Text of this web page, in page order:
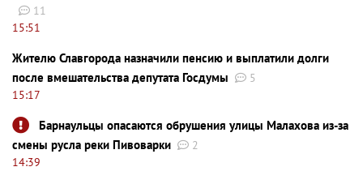
11
15:51
Жителю Славгорода назначили пенсию и выплатили долги
после вмешательства депутата Госдумы
5
15:17
Барнаульцы опасаются обрушения улицы Малахова из-за
смены русла реки Пивоварки
2
14:39